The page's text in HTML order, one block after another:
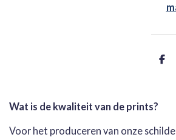
D
Wat is de kwaliteit van de prints?
Voor het produceren van onze